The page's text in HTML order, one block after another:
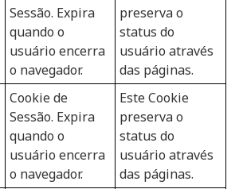
Sessão. Expira
quando o
usuário encerra
o navegador.
preserva o
status do
usuário através
das páginas.
Cookie de
Sessão. Expira
quando o
usuário encerra
o navegador.
Este Cookie
preserva o
status do
usuário através
das páginas.